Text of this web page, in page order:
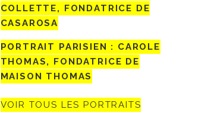
COLLETTE, FONDATRICE DE
CASAROSA
PORTRAIT PARISIEN : CAROLE
THOMAS, FONDATRICE DE
MAISON THOMAS
VOIR TOUS LES PORTRAITS